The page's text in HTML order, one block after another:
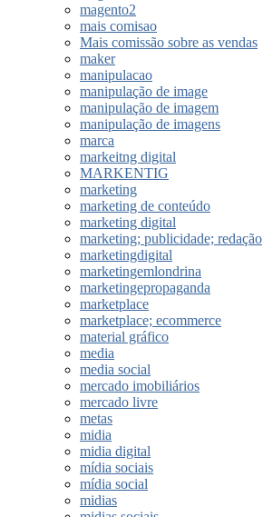
magento2
mais comisao
Mais comissão sobre as vendas
maker
manipulacao
manipulação de image
manipulação de imagem
manipulação de imagens
marca
markeitng digital
MARKENTIG
marketing
marketing de conteúdo
marketing digital
marketing; publicidade; redação
marketingdigital
marketingemlondrina
marketingepropaganda
marketplace
marketplace; ecommerce
material gráfico
media
media social
mercado imobiliários
mercado livre
metas
midia
midia digital
mídia sociais
mídia social
midias